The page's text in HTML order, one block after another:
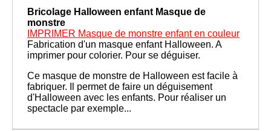
Bricolage Halloween enfant Masque de
monstre
IMPRIMER Masque de monstre enfant en couleur
Fabrication d'un masque enfant Halloween. A
imprimer pour colorier. Pour se déguiser.
Ce masque de monstre de Halloween est facile à
fabriquer. Il permet de faire un déguisement
d'Halloween avec les enfants. Pour réaliser un
spectacle par exemple...